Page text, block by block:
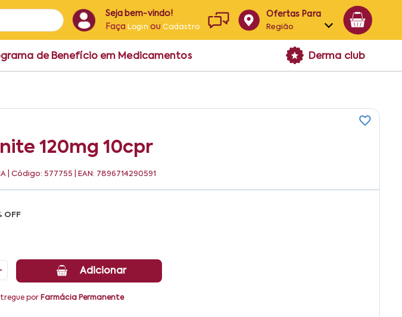
Seja bem-vindo!
Faça Login ouCadastro
Ofertas Para
Região
Alagoas
de Benefício em Medicamentos Derma club
120mg 10cpr
| Código: 577755 | EAN: 7896714290591
OFF
Adicionar
por Farmácia Permanente